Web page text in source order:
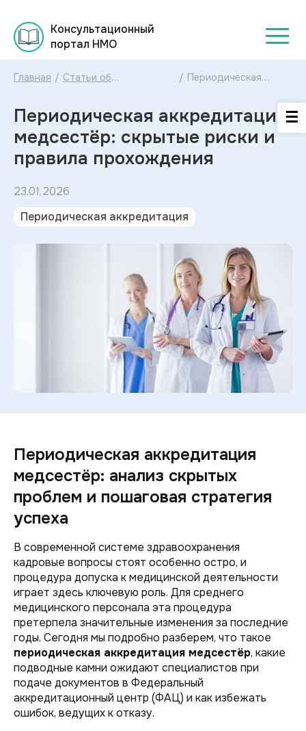
Консультационный
портал НМО
Главная / Статьи об
работников в
Консультационном
портале НМО
/ Периодическая
скрытых проблем и
способы их решения
Периодическая аккредитация
медсестёр: скрытые риски и
правила прохождения
23.01.2026
Периодическая аккредитация
Периодическая аккредитация
медсестёр: анализ скрытых
проблем и пошаговая стратегия
успеха
В современной системе здравоохранения
кадровые вопросы стоят особенно остро, и
процедура допуска к медицинской деятельности
играет здесь ключевую роль. Для среднего
медицинского персонала эта процедура
претерпела значительные изменения за последние
годы. Сегодня мы подробно разберем, что такое
периодическая аккредитация медсестёр, какие
подводные камни ожидают специалистов при
подаче документов в Федеральный
аккредитационный центр (ФАЦ) и как избежать
ошибок, ведущих к отказу.